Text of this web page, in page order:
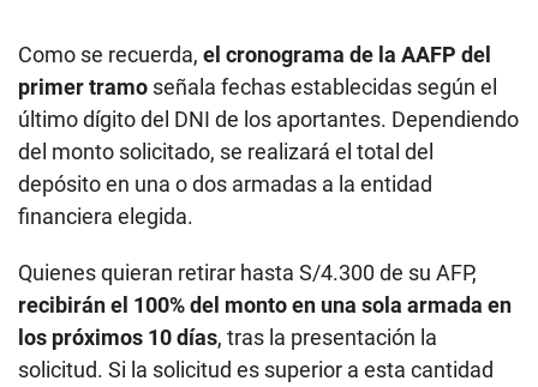
Como se recuerda, el cronograma de la AAFP del
primer tramo señala fechas establecidas según el
último dígito del DNI de los aportantes. Dependiendo
del monto solicitado, se realizará el total del
depósito en una o dos armadas a la entidad
financiera elegida.
Quienes quieran retirar hasta S/4.300 de su AFP,
recibirán el 100% del monto en una sola armada en
los próximos 10 días, tras la presentación la
solicitud. Si la solicitud es superior a esta cantidad